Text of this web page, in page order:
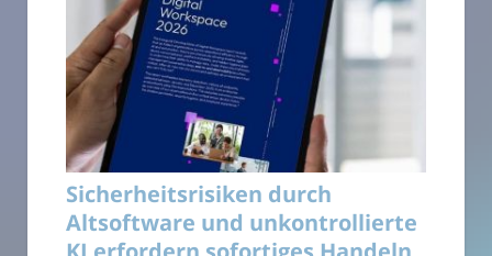
Sicherheitsrisiken durch
Altsoftware und unkontrollierte